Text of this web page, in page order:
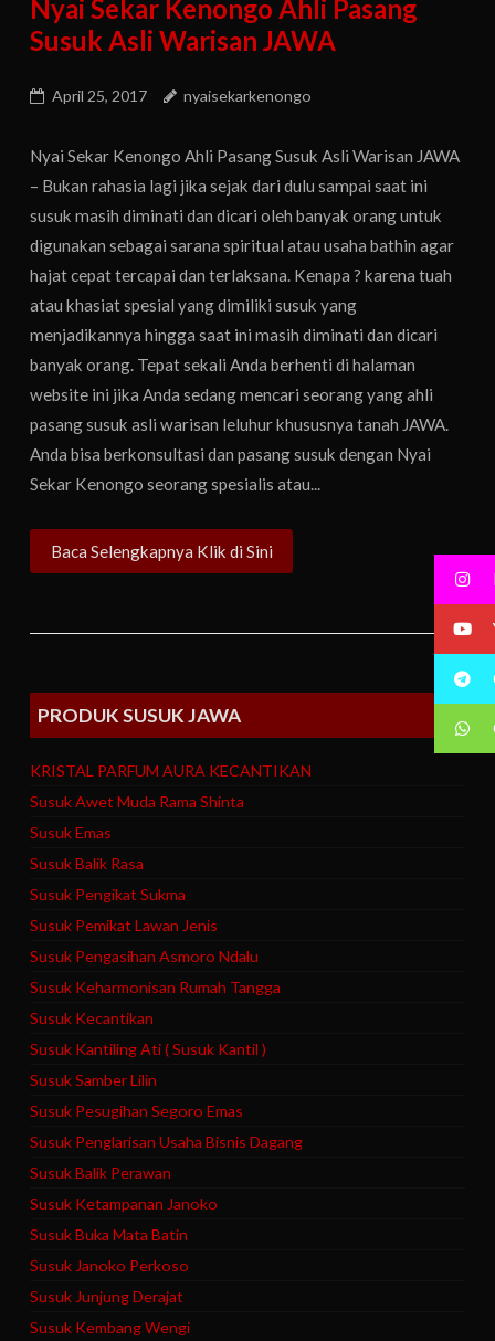
Nyai Sekar Kenongo Ahli Pasang
Susuk Asli Warisan JAWA
April 25, 2017 nyaisekarkenongo
Nyai Sekar Kenongo Ahli Pasang Susuk Asli Warisan JAWA
– Bukan rahasia lagi jika sejak dari dulu sampai saat ini
susuk masih diminati dan dicari oleh banyak orang untuk
digunakan sebagai sarana spiritual atau usaha bathin agar
hajat cepat tercapai dan terlaksana. Kenapa ? karena tuah
atau khasiat spesial yang dimiliki susuk yang
menjadikannya hingga saat ini masih diminati dan dicari
banyak orang. Tepat sekali Anda berhenti di halaman
website ini jika Anda sedang mencari seorang yang ahli
pasang susuk asli warisan leluhur khususnya tanah JAWA.
Anda bisa berkonsultasi dan pasang susuk dengan Nyai
Sekar Kenongo seorang spesialis atau...
Baca Selengkapnya Klik di Sini
PRODUK SUSUK JAWA
KRISTAL PARFUM AURA KECANTIKAN
Susuk Awet Muda Rama Shinta
Susuk Emas
Susuk Balik Rasa
Susuk Pengikat Sukma
Susuk Pemikat Lawan Jenis
Susuk Pengasihan Asmoro Ndalu
Susuk Keharmonisan Rumah Tangga
Susuk Kecantikan
Susuk Kantiling Ati ( Susuk Kantil )
Susuk Samber Lilin
Susuk Pesugihan Segoro Emas
Susuk Penglarisan Usaha Bisnis Dagang
Susuk Balik Perawan
Susuk Ketampanan Janoko
Susuk Buka Mata Batin
Susuk Janoko Perkoso
Susuk Junjung Derajat
Susuk Kembang Wengi